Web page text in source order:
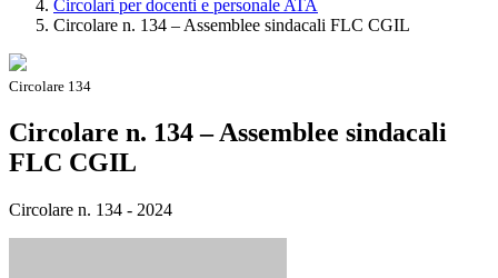
Circolari per docenti e personale ATA
Circolare n. 134 – Assemblee sindacali FLC CGIL
Circolare 134
Circolare n. 134 – Assemblee sindacali
FLC CGIL
Circolare n. 134 - 2024